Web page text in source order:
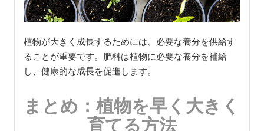
植物が大きく成長するためには、必要な養分を供給す
ることが重要です。肥料は植物に必要な養分を補給
し、健康的な成長を促進します。
まとめ：植物を早く大きく
育てる方法